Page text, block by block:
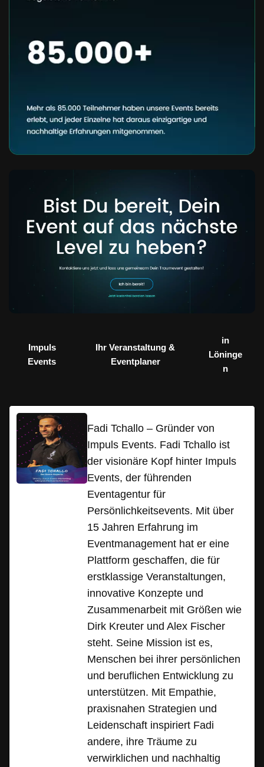
Impuls
Events
Ihr Veranstaltung &
Eventplaner
in
Löninge
n
Fadi Tchallo – Gründer von
Impuls Events. Fadi Tchallo ist
der visionäre Kopf hinter Impuls
Events, der führenden
Eventagentur für
Persönlichkeitsevents. Mit über
15 Jahren Erfahrung im
Eventmanagement hat er eine
Plattform geschaffen, die für
erstklassige Veranstaltungen,
innovative Konzepte und
Zusammenarbeit mit Größen wie
Dirk Kreuter und Alex Fischer
steht. Seine Mission ist es,
Menschen bei ihrer persönlichen
und beruflichen Entwicklung zu
unterstützen. Mit Empathie,
praxisnahen Strategien und
Leidenschaft inspiriert Fadi
andere, ihre Träume zu
verwirklichen und nachhaltig